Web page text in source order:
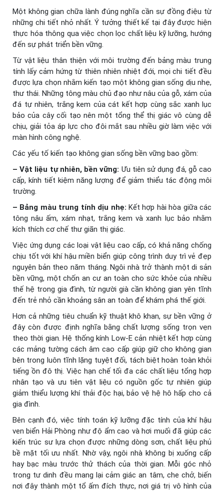
Một không gian chữa lành đúng nghĩa cần sự đồng điệu từ
những chi tiết nhỏ nhất. Ý tưởng thiết kế tại đây được hiện
thực hóa thông qua việc chọn lọc chất liệu kỹ lưỡng, hướng
đến sự phát triển bền vững.
Từ vật liệu thân thiện với môi trường đến bảng màu trung
tính lấy cảm hứng từ thiên nhiên nhiệt đới, mọi chi tiết đều
được lựa chọn nhằm kiến tạo một không gian sống dịu nhẹ,
thư thái. Những tông màu chủ đạo như nâu của gỗ, xám của
đá tự nhiên, trắng kem của cát kết hợp cùng sắc xanh lục
bảo của cây cối tạo nên một tổng thể thị giác vô cùng dễ
chịu, giải tỏa áp lực cho đôi mắt sau nhiều giờ làm việc với
màn hình công nghệ.
Các yếu tố kiến tạo không gian sống bền vững bao gồm:
– Vật liệu tự nhiên, bền vững: Ưu tiên sử dụng đá, gỗ cao
cấp, kính tiết kiệm năng lượng để giảm thiểu tác động môi
trường.
– Bảng màu trung tính dịu nhẹ: Kết hợp hài hòa giữa các
tông nâu ấm, xám nhạt, trắng kem và xanh lục bảo nhằm
kích thích cơ chế thư giãn thị giác.
Việc ứng dụng các loại vật liệu cao cấp, có khả năng chống
chịu tốt với khí hậu miền biển giúp công trình duy trì vẻ đẹp
nguyên bản theo năm tháng. Ngôi nhà trở thành một di sản
bền vững, một chốn an cư an toàn cho sức khỏe của nhiều
thế hệ trong gia đình, từ người già cần không gian yên tĩnh
đến trẻ nhỏ cần khoảng sân an toàn để khám phá thế giới.
Hơn cả những tiêu chuẩn kỹ thuật khô khan, sự bền vững ở
đây còn được định nghĩa bằng chất lượng sống trọn vẹn
theo thời gian. Hệ thống kính Low-E cản nhiệt kết hợp cùng
các mảng tường cách âm cao cấp giúp giữ cho không gian
bên trong luôn tĩnh lặng tuyệt đối, tách biệt hoàn toàn khỏi
tiếng ồn đô thị. Việc hạn chế tối đa các chất liệu tổng hợp
nhân tạo và ưu tiên vật liệu có nguồn gốc tự nhiên giúp
giảm thiểu lượng khí thải độc hại, bảo vệ hệ hô hấp cho cả
gia đình.
Bên cạnh đó, việc tính toán kỹ lưỡng đặc tính của khí hậu
ven biển Hải Phòng như độ ẩm cao và hơi muối đã giúp các
kiến trúc sư lựa chọn được những dòng sơn, chất liệu phủ
bề mặt tối ưu nhất. Nhờ vậy, ngôi nhà không bị xuống cấp
hay bạc màu trước thử thách của thời gian. Mỗi góc nhỏ
trong tư dinh đều mang lại cảm giác an tâm, che chở, biến
nơi đây thành một tổ ấm đích thực, nơi giá trị vô hình của